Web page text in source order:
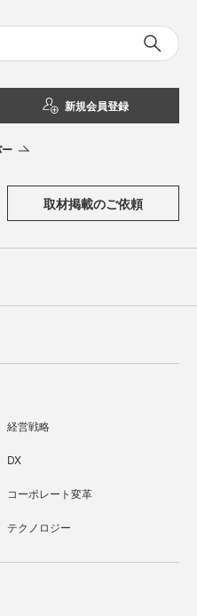
新規会員登録
取材掲載のご依頼
経営戦略
DX
コーポレート変革
テクノロジー